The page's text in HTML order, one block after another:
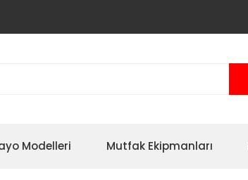
Modelleri Mutfak Ekipmanları